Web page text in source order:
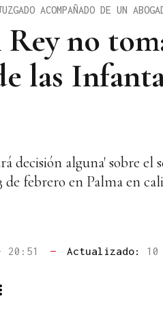
Rey no
las
ACOMPAÑADO DE UN
decisión alguna' sobre
febrero en Palma en
20:51 — Actualizado: